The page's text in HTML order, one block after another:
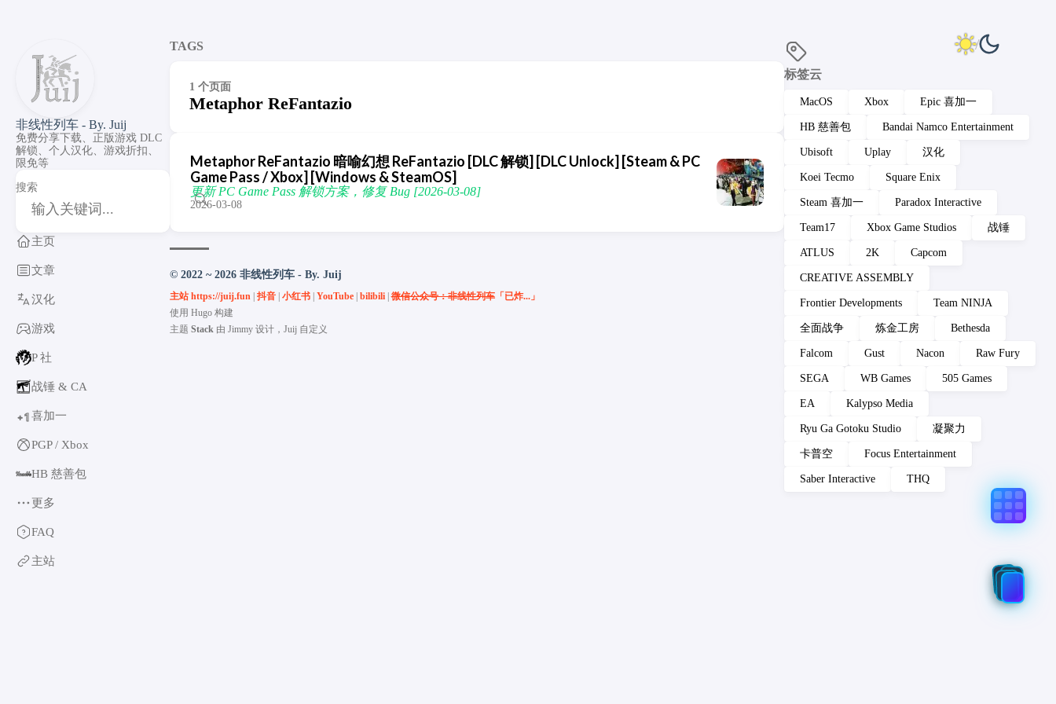
非线性列车 - By. Juij
免费分享下载、正版游戏 DLC
解锁、个人汉化、游戏折扣、
限免等
搜索
主页
文章
汉化
游戏
P 社
战锤 & CA
+1喜加一
PGP / Xbox
HB 慈善包
更多
FAQ
主站
标签云
MacOS Xbox Epic 喜加一
HB 慈善包 Bandai Namco Entertainment
Ubisoft Uplay 汉化
Koei Tecmo Square Enix
Steam 喜加一 Paradox Interactive
Team17 Xbox Game Studios 战锤
ATLUS 2K Capcom
CREATIVE ASSEMBLY
Frontier Developments Team NINJA
全面战争 炼金工房 Bethesda
Falcom Gust Nacon Raw Fury
SEGA WB Games 505 Games
EA Kalypso Media
Ryu Ga Gotoku Studio 凝聚力
卡普空 Focus Entertainment
Saber Interactive THQ
TAGS
1 个页面
Metaphor ReFantazio
Metaphor ReFantazio 暗喻幻想 ReFantazio [DLC 解锁] [DLC Unlock] [Steam & PC
Game Pass / Xbox] [Windows & SteamOS]
更新 PC Game Pass 解锁方案，修复 Bug [2026-03-08]
2026-03-08
© 2022 ~ 2026 非线性列车 - By. Juij
主站 https://juij.fun| 抖音| 小红书| YouTube| bilibili|微信公众号：非线性列车「已炸...」
使用 Hugo构建
主题 Stack由 Jimmy设计，Juij 自定义